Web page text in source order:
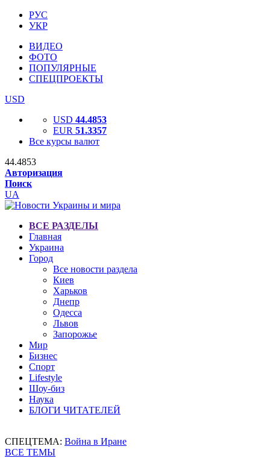
РУС
УКР
ВИДЕО
ФОТО
ПОПУЛЯРНЫЕ
СПЕЦПРОЕКТЫ
USD
USD 44.4853
EUR 51.3357
Все курсы валют
44.4853
Авторизация
Поиск
UA
ВСЕ РАЗДЕЛЫ
Главная
Украина
Город
Все новости раздела
Киев
Харьков
Днепр
Одесса
Львов
Запорожье
Мир
Бизнес
Спорт
Lifestyle
Шоу-биз
Наука
БЛОГИ ЧИТАТЕЛЕЙ
СПЕЦТЕМА: Война в Иране
ВСЕ ТЕМЫ